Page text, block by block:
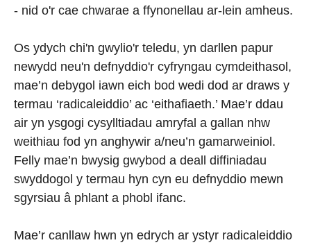
- nid o'r cae chwarae a ffynonellau ar-lein amheus.
Os ydych chi'n gwylio'r teledu, yn darllen papur
newydd neu'n defnyddio'r cyfryngau cymdeithasol,
mae’n debygol iawn eich bod wedi dod ar draws y
termau ‘radicaleiddio’ ac ‘eithafiaeth.’ Mae’r ddau
air yn ysgogi cysylltiadau amryfal a gallan nhw
weithiau fod yn anghywir a/neu’n gamarweiniol.
Felly mae’n bwysig gwybod a deall diffiniadau
swyddogol y termau hyn cyn eu defnyddio mewn
sgyrsiau â phlant a phobl ifanc.
Mae’r canllaw hwn yn edrych ar ystyr radicaleiddio